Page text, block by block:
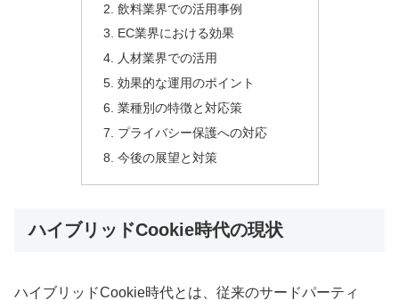
飲料業界での活用事例
EC業界における効果
人材業界での活用
効果的な運用のポイント
業種別の特徴と対応策
プライバシー保護への対応
今後の展望と対策
ハイブリッドCookie時代の現状
ハイブリッドCookie時代とは、従来のサードパーティ